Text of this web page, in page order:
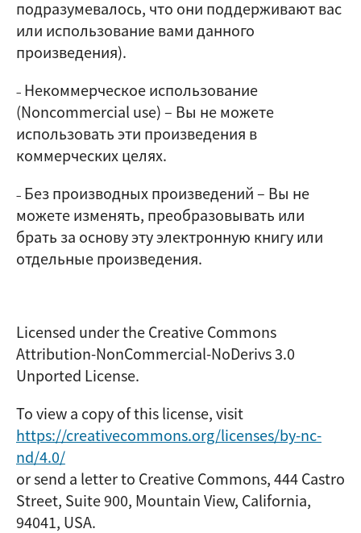
подразумевалось, что они поддерживают вас
или использование вами данного
произведения).
– Некоммерческое использование
(Noncommercial use)– Вы не можете
использовать эти произведения в
коммерческих целях.
– Без производных произведений– Вы не
можете изменять, преобразовывать или
брать за основу эту электронную книгу или
отдельные произведения.
Licensed under the Creative Commons
Attribution-NonCommercial-NoDerivs 3.0
Unported License.
To view a copy of this license, visit
https://creativecommons.org/licenses/by-nc-
nd/4.0/
or send a letter to Creative Commons, 444 Castro
Street, Suite 900, Mountain View, California,
94041, USA.